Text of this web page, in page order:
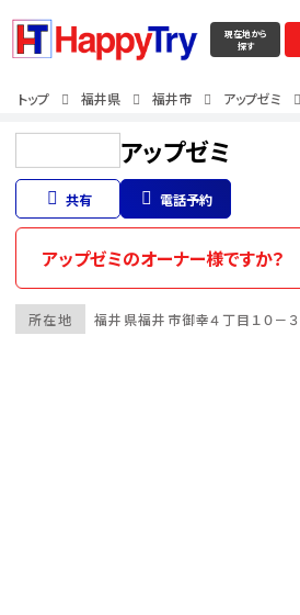
現在地から
探す
トップ 福井県 福井市 アップゼミ
アップゼミ
共有 電話予約
アップゼミのオーナー様ですか？
所在地 福井県福井市御幸４丁目１０－３